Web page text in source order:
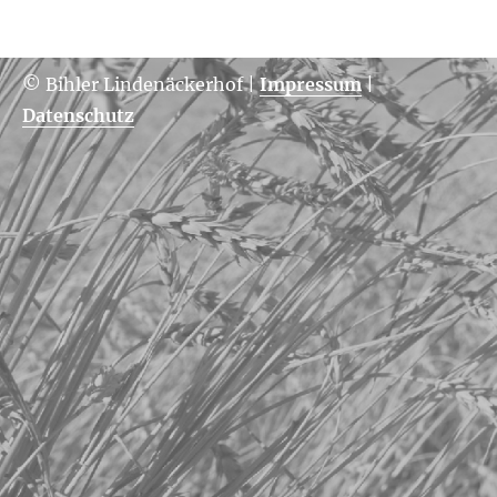
© Bihler Lindenäckerhof|Impressum|
Datenschutz